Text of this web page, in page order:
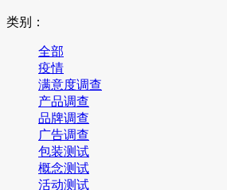
类别：
全部
疫情
满意度调查
产品调查
品牌调查
广告调查
包装测试
概念测试
活动测试